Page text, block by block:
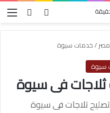
بحث عنتسجيل
/خدمات سيوة
سيوة
فى سيوة
تلاجات فى سيوة